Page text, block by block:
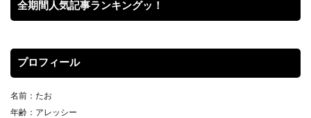
全期間人気記事ランキングッ！
プロフィール
名前：たお
年齢：アレッシー